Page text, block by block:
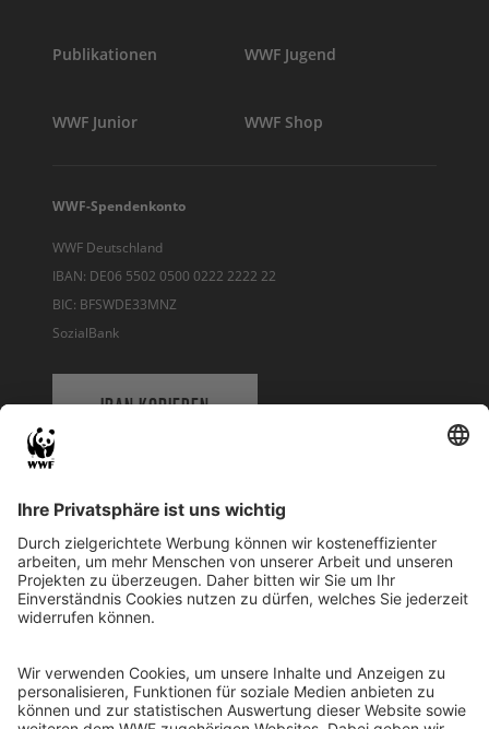
Publikationen WWF Jugend
WWF Junior WWF Shop
WWF-Spendenkonto
WWF Deutschland
IBAN: DE06 5502 0500 0222 2222 22
BIC: BFSWDE33MNZ
SozialBank
IBAN KOPIEREN
WWF Deutschland
Reinhardtstr. 18
10117 Berlin
Ihre Spende kann steuerlich geltend gemacht werden